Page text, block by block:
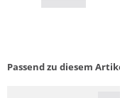
Passend zu diesem